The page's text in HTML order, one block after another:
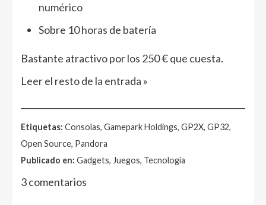
numérico
Sobre 10 horas de batería
Bastante atractivo por los 250 € que cuesta.
Leer el resto de la entrada »
Etiquetas: Consolas, Gamepark Holdings, GP2X, GP32,
Open Source, Pandora
Publicado en: Gadgets, Juegos, Tecnología
3 comentarios